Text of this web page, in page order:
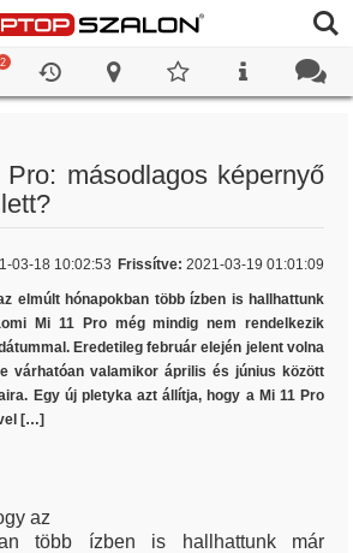
2
másodlagos képernyő
Frissítve: 2021-03-19 01:01:09
03-18 10:02:53
elmúlt hónapokban több ízben is hallhattunk
Mi 11 Pro még mindig nem rendelkezik
Eredetileg február elején jelent volna
várhatóan valamikor április és június között
Egy új pletyka azt állítja, hogy a Mi 11 Pro
[…]
az
több ízben is hallhattunk már